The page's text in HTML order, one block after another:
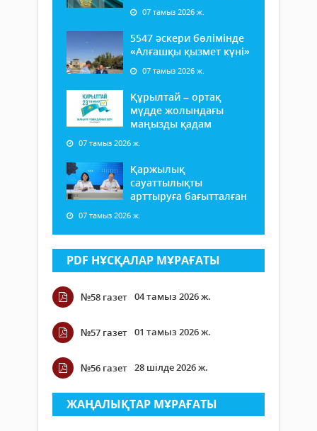
07 тамыз 2026 ж.
5547 әскери бөлімінде
«Алғашқы қызмет күні»
07 тамыз 2026 ж.
Құрылтай – ортақ
мүдде жолындағы
маңызды қадам
07 тамыз 2026 ж.
Қаржылық
сауаттылықты
арттыруға бағытталған
07 тамыз 2026 ж.
PDF НҰСҚАЛАР МҰРАҒАТЫ
№58 газет 04 тамыз 2026 ж.
№57 газет 01 тамыз 2026 ж.
№56 газет 28 шілде 2026 ж.
ЖАҢАЛЫҚТАР МҰРАҒАТЫ